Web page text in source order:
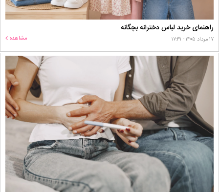
راهنمای خرید لباس دخترانه بچگانه
۱۷ مرداد ۱۴۰۵ - ۱۷:۳۱ مشاهده